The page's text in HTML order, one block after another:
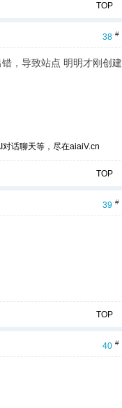
TOP
38 #
，导致站点 明明才刚创建
话聊天等，尽在aiaiV.cn
TOP
39 #
TOP
40 #